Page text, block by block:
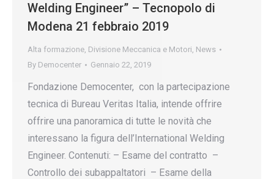
Welding Engineer” – Tecnopolo di
Modena 21 febbraio 2019
Alta formazione, Divisione Meccanica e Motori, News
By Democenter Gennaio 22, 2019
Fondazione Democenter, con la partecipazione
tecnica di Bureau Veritas Italia, intende offrire
offrire una panoramica di tutte le novità che
interessano la figura dell’International Welding
Engineer. Contenuti: – Esame del contratto –
Controllo dei subappaltatori – Esame della